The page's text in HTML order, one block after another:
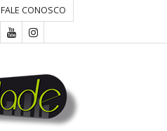
FALE CONOSCO